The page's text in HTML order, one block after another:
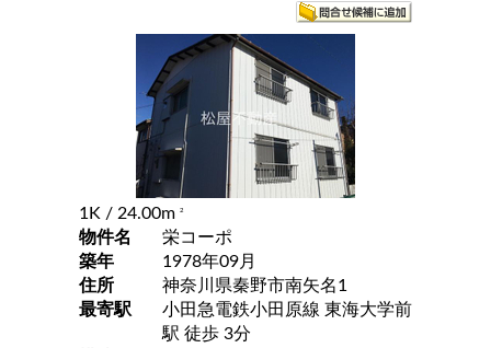
1K / 24.00m 2
物件名
栄コーポ
築年
1978年09月
住所
神奈川県秦野市南矢名1
最寄駅
小田急電鉄小田原線 東海大学前
駅 徒歩 3分